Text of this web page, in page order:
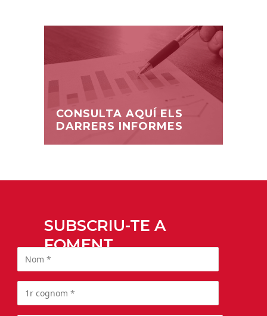
CONSULTA AQUÍ ELS
DARRERS INFORMES
SUBSCRIU-TE A
FOMENT